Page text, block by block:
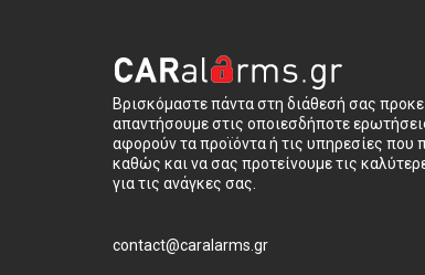
Βρισκόμαστε πάντα στη διάθεσή σας
απαντήσουμε στις οποιεσδήποτε
αφορούν τα προϊόντα ή τις υπηρεσίες που
καθώς και να σας προτείνουμε τις
για τις ανάγκες σας.
contact@caralarms.gr